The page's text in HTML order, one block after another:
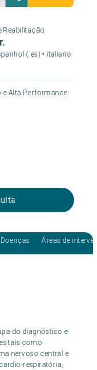
Reabilitação
( es) • italiano
e Alta Performance
Doenças Áreas de
do diagnóstico e
tais como
nervoso central e
respiratória,